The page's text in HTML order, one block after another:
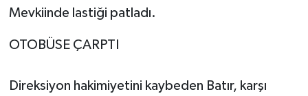
Mevkiinde lastiği patladı.
OTOBÜSE ÇARPTI
Direksiyon hakimiyetini kaybeden Batır, karşı